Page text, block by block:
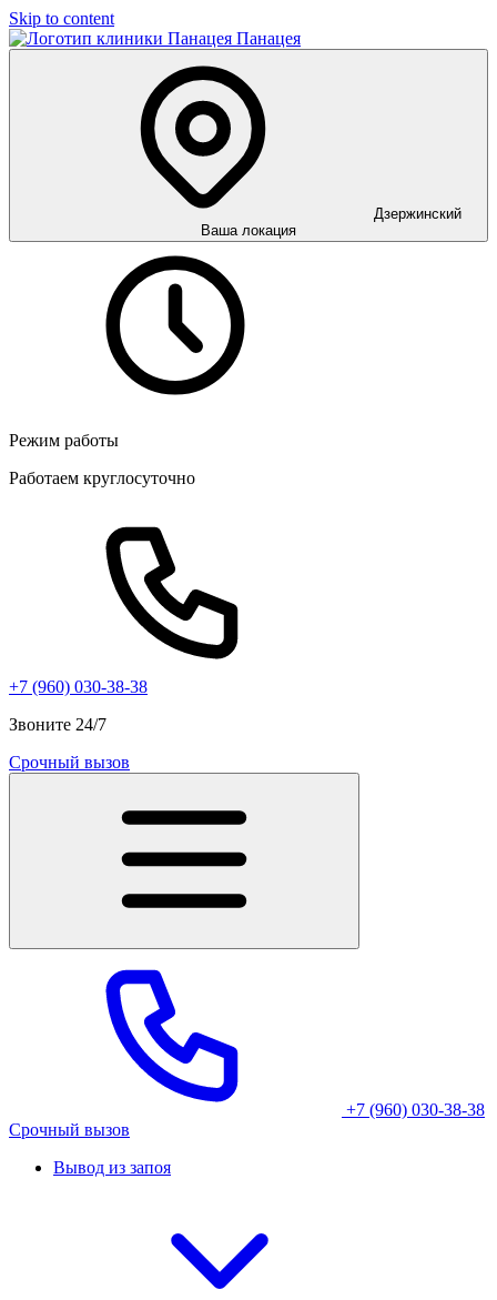
Skip to content
Панацея
Дзержинский
Ваша локация
Режим работы
Работаем круглосуточно
+7 (960) 030-38-38
Звоните 24/7
Срочный вызов
+7 (960) 030-38-38
Срочный вызов
Вывод из запоя